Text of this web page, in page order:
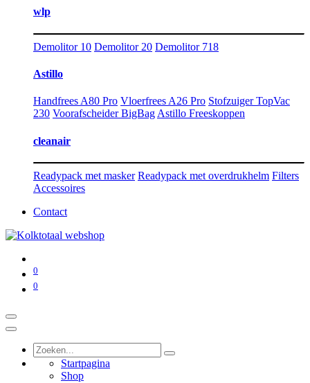
wlp
Demolitor 10 Demolitor 20 Demolitor 718
Astillo
Handfrees A80 Pro Vloerfrees A26 Pro Stofzuiger TopVac
230 Voorafscheider BigBag Astillo Freeskoppen
cleanair
Readypack met masker Readypack met overdrukhelm Filters
Accessoires
Contact
0
0
Startpagina
Shop